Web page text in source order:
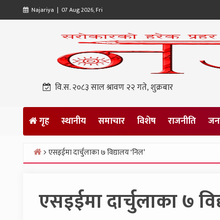
to
Najariya | 07 Aug 2026, Fri
वि.स. २०८३ साल श्रावण २२ गते, शुक्रबार
गृह स्थानीय समाचार विशेष राजनीति
Home
एसइईमा दार्चुलाका ७ विद्यालय ‘निल’
एसइईमा दार्चुलाका ७